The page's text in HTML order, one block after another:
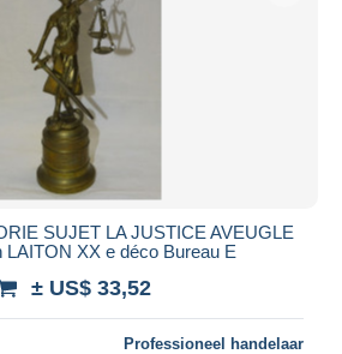
SUJET LA JUSTICE AVEUGLE
LAITON XX e déco Bureau E
± US$ 33,52
Professioneel handelaar